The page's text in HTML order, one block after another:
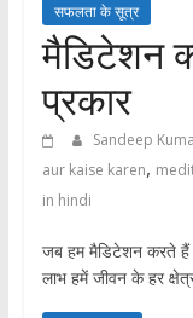
सफलता के सूत्र
मैडिटेशन
प्रकार
Sandeep
aur kaise karen,
in hindi
जब हम मैडिटेशन करते हैं
लाभ हमें जीवन के हर